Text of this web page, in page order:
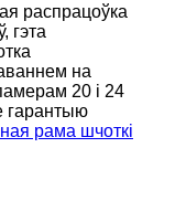
распрацоўка
гэта
на
20 і 24
гарантыю
рама шчоткі